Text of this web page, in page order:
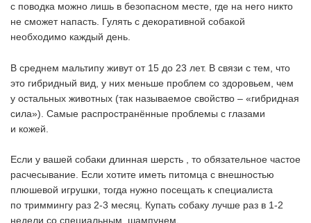
с поводка можно лишь в безопасном месте, где на него никто
не сможет напасть. Гулять с декоративной собакой
необходимо каждый день.
В среднем мальтипу живут от 15 до 23 лет. В связи с тем, что
это гибридный вид, у них меньше проблем со здоровьем, чем
у остальных животных (так называемое свойство – «гибридная
сила»). Самые распространённые проблемы с глазами
и кожей.
Если у вашей собаки длинная шерсть , то обязательное частое
расчесывание. Если хотите иметь питомца с внешностью
плюшевой игрушки, тогда нужно посещать к специалиста
по триммингу раз 2-3 месяц. Купать собаку лучше раз в 1-2
недели со специальным шампунем.